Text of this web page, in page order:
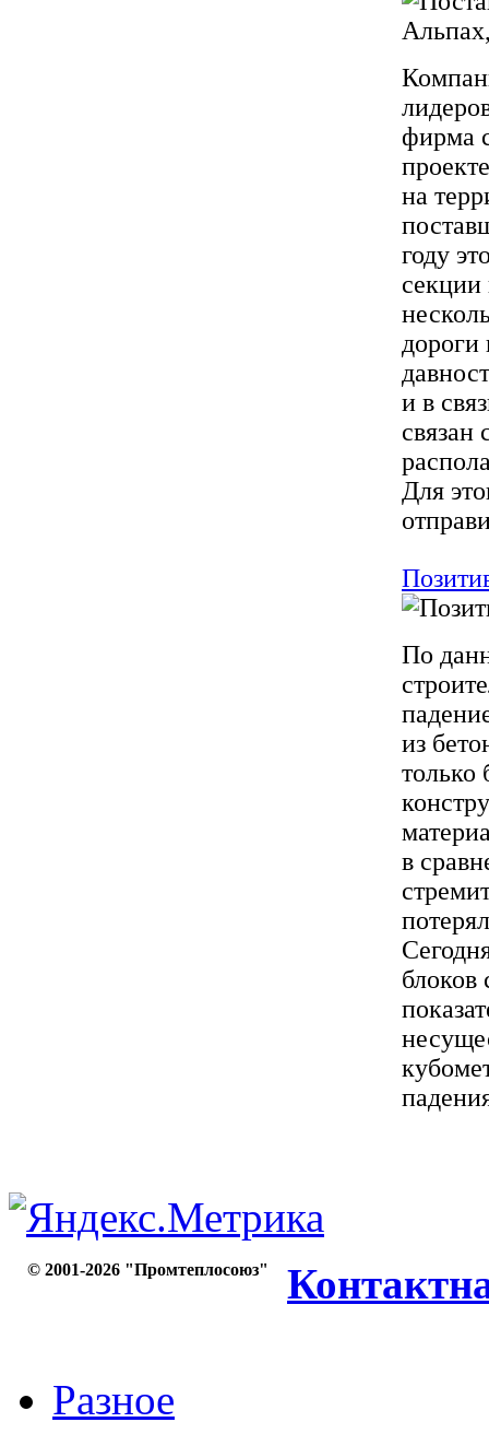
фирма
на
году
секции
и в
связан
Для
По
из
только
в
блоков
© 2001-2026 "Промтеплосоюз"
Разное